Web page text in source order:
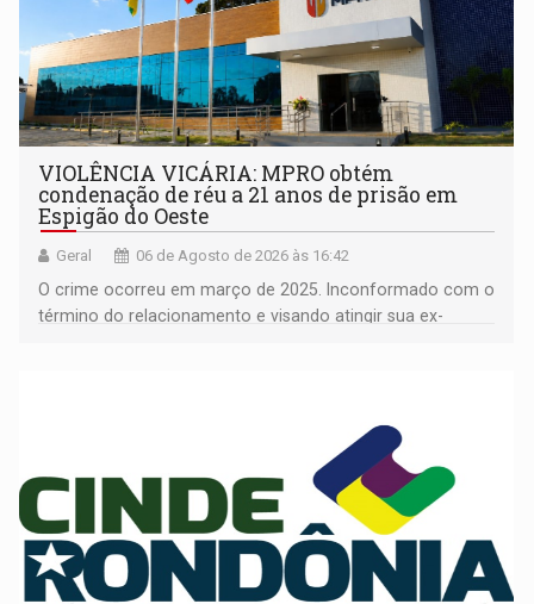
VIOLÊNCIA VICÁRIA: MPRO obtém
condenação de réu a 21 anos de prisão em
Espigão do Oeste
Geral 06 de Agosto de 2026 às 16:42
O crime ocorreu em março de 2025. Inconformado com o
término do relacionamento e visando atingir sua ex-